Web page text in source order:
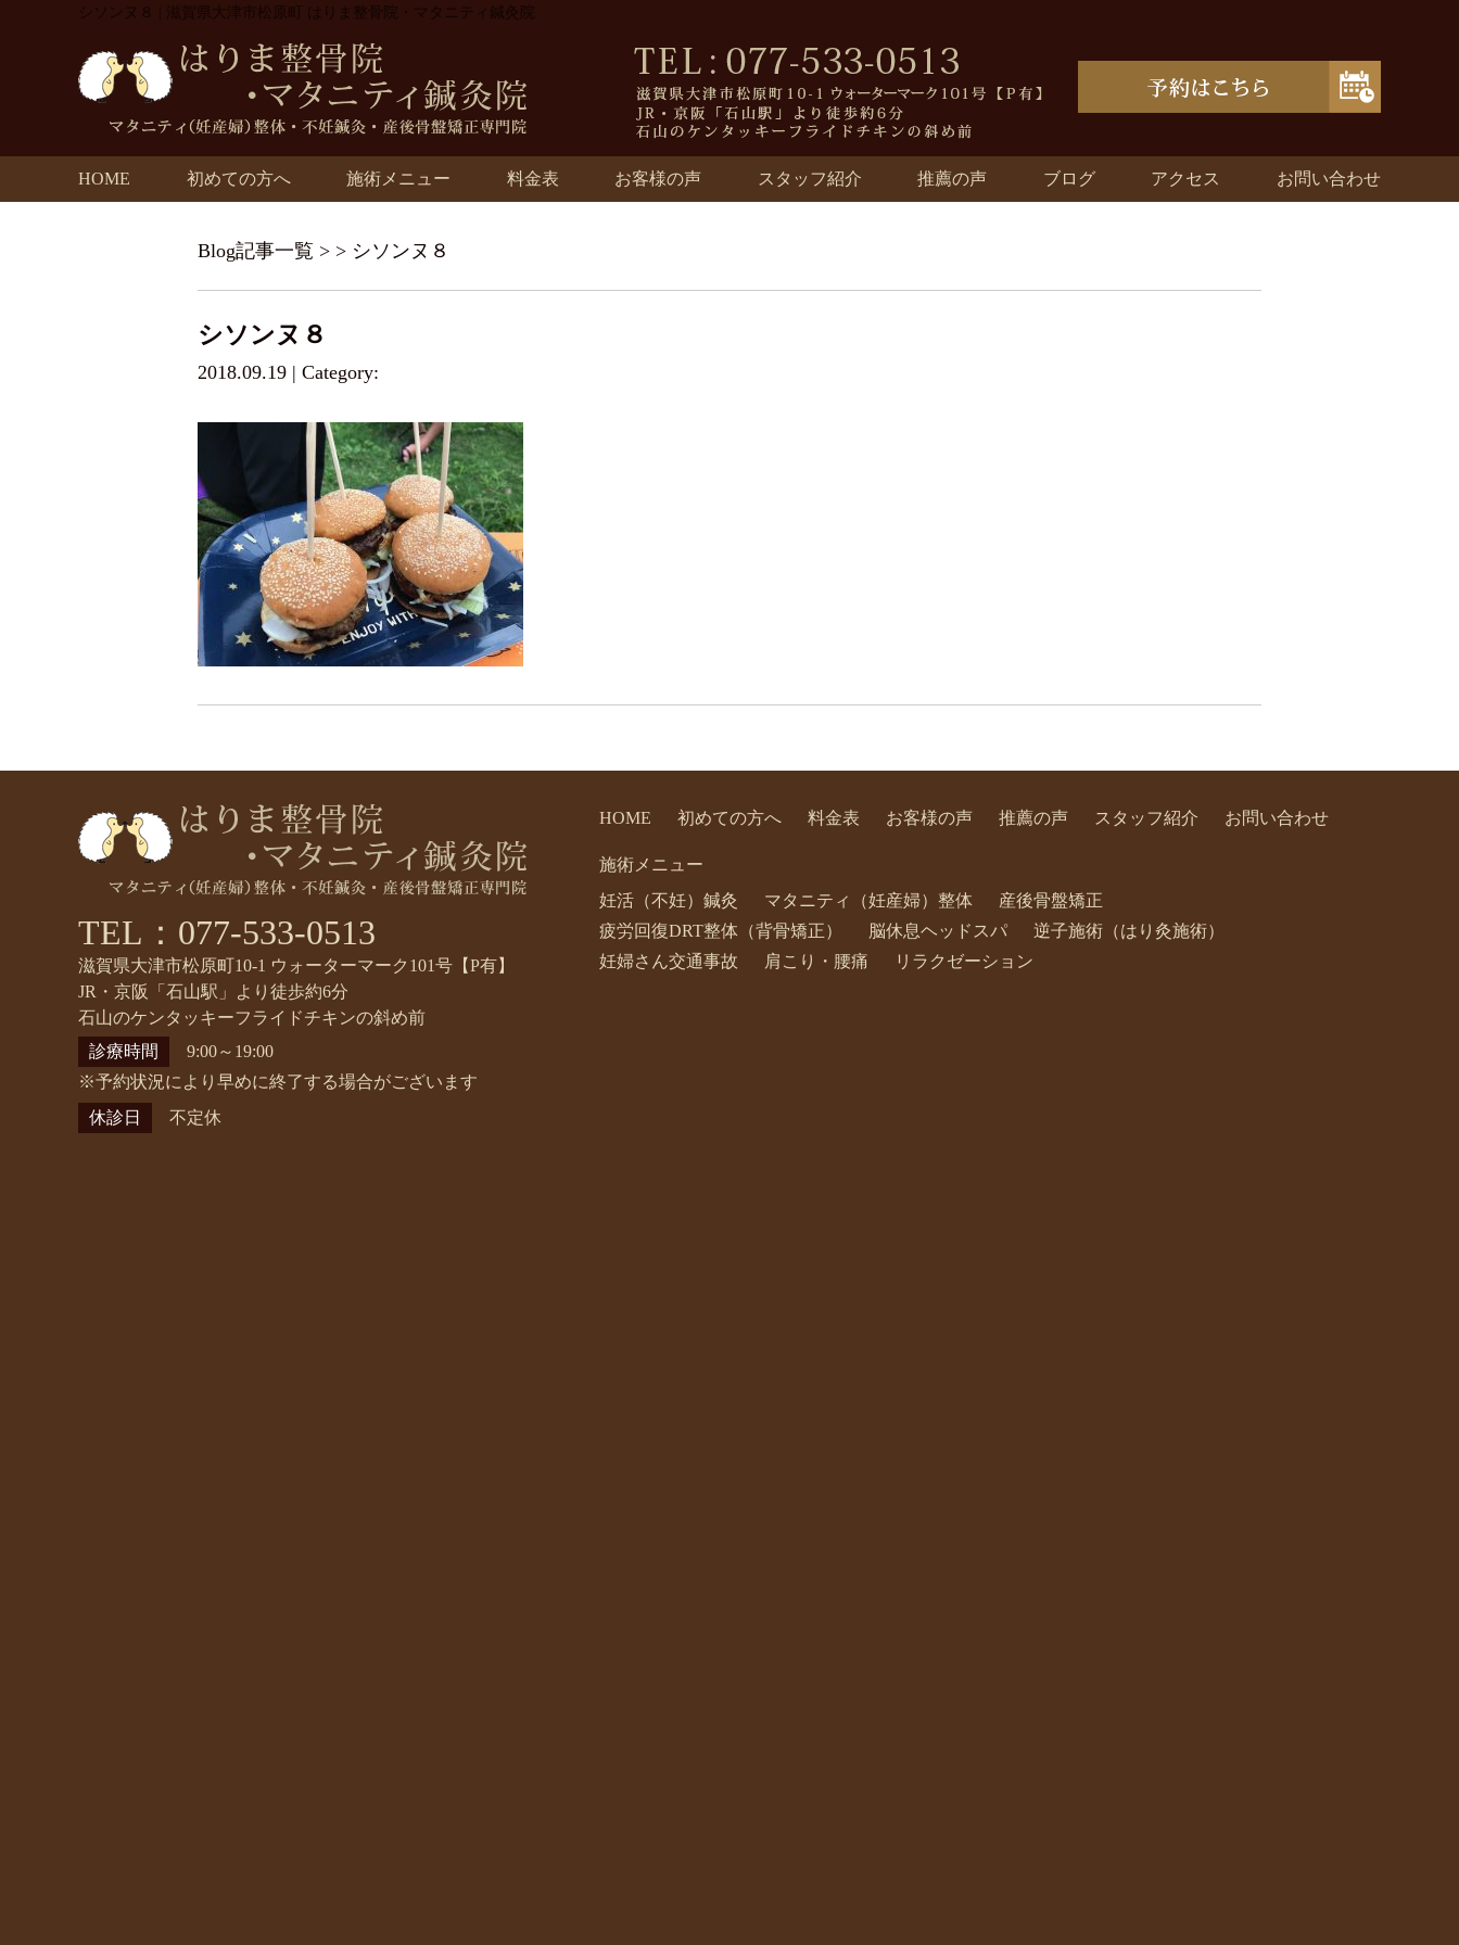
シソンヌ８ | 滋賀県大津市松原町 はりま整骨院・マタニティ鍼灸院
HOME 初めての方へ 施術メニュー 料金表 お客様の声 スタッフ紹介 推薦の声 ブログ アクセス お問い合わせ
Blog記事一覧 > > シソンヌ８
シソンヌ８
2018.09.19 | Category:
TEL：077-533-0513
滋賀県大津市松原町10-1 ウォーターマーク101号【P有】
JR・京阪「石山駅」より徒歩約6分
石山のケンタッキーフライドチキンの斜め前
診療時間
9:00～19:00
※予約状況により早めに終了する場合がございます
休診日
不定休
HOME 初めての方へ 料金表 お客様の声 推薦の声 スタッフ紹介 お問い合わせ
施術メニュー
妊活（不妊）鍼灸
マタニティ（妊産婦）整体
産後骨盤矯正
疲労回復DRT整体（背骨矯正）
脳休息ヘッドスパ
逆子施術（はり灸施術）
妊婦さん交通事故
肩こり・腰痛 リラクゼーション